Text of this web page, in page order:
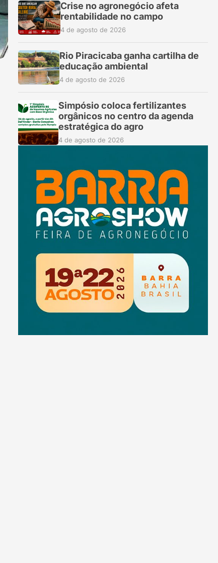
Crise no agronegócio afeta
rentabilidade no campo
4 de agosto de 2026
Rio Piracicaba ganha cartilha de
educação ambiental
4 de agosto de 2026
Simpósio coloca fertilizantes
orgânicos no centro da agenda
estratégica do agro
4 de agosto de 2026